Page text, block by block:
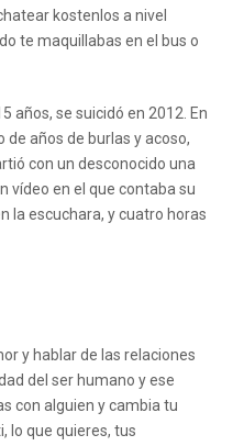
kostenlos a nivel
te maquillabas en el bus o
años, se suicidó en 2012. En
de años de burlas y acoso,
con un desconocido una
vídeo en el que contaba su
la escuchara, y cuatro horas
y hablar de las relaciones
del ser humano y ese
con alguien y cambia tu
lo que quieres, tus